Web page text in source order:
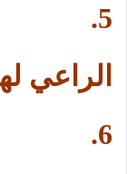
5.
الراعي
6.